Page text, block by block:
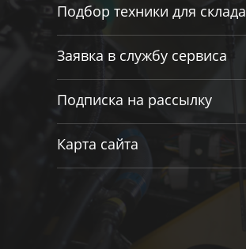
Подбор техники для склада
Заявка в службу сервиса
Подписка на рассылку
Карта сайта